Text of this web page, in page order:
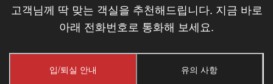
고객님께 딱 맞는 객실을 추천해드립니다. 지금 바로
아래 전화번호로 통화해 보세요.
입/퇴실 안내 유의 사항